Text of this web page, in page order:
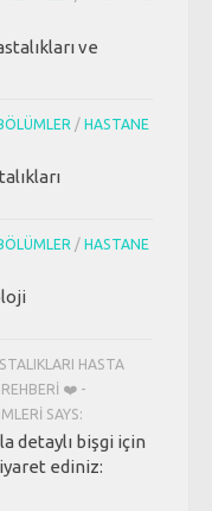
ve
/ HASTANE
/ HASTANE
HASTA
REHBERI ❤️ -
SAYS:
detaylı bişgi için
ediniz: